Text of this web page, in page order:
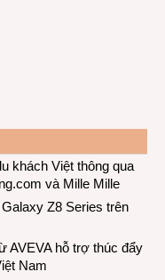
khách Việt thông qua
và Mille Mille
Z8 Series trên
AVEVA hỗ trợ thúc đẩy
Nam